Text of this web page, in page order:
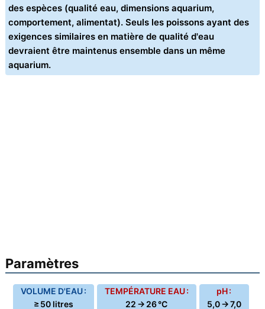
des espèces (qualité eau, dimensions aquarium,
comportement, alimentat). Seuls les poissons ayant des
exigences similaires en matière de qualité d'eau
devraient être maintenus ensemble dans un même
aquarium.
Paramètres
VOLUME D'EAU :
≥ 50 litres
TEMPÉRATURE EAU :
22 → 26 °C
pH :
5,0 → 7,0